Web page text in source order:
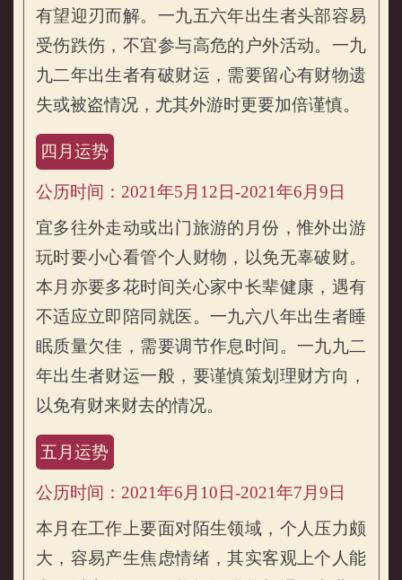
有望迎刃而解。一九五六年出生者头部容易
受伤跌伤，不宜参与高危的户外活动。一九
九二年出生者有破财运，需要留心有财物遗
失或被盗情况，尤其外游时更要加倍谨慎。
四月运势
公历时间：2021年5月12日-2021年6月9日
宜多往外走动或出门旅游的月份，惟外出游
玩时要小心看管个人财物，以免无辜破财。
本月亦要多花时间关心家中长辈健康，遇有
不适应立即陪同就医。一九六八年出生者睡
眠质量欠佳，需要调节作息时间。一九九二
年出生者财运一般，要谨慎策划理财方向，
以免有财来财去的情况。
五月运势
公历时间：2021年6月10日-2021年7月9日
本月在工作上要面对陌生领域，个人压力颇
大，容易产生焦虑情绪，其实客观上个人能